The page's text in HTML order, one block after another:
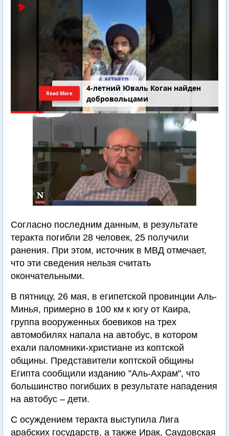
4-летний Юваль Коган найден
добровольцами
Read More
Согласно последним данным, в результате
теракта погибли 28 человек, 25 получили
ранения. При этом, источник в МВД отмечает,
что эти сведения нельзя считать
окончательными.
В пятницу, 26 мая, в египетской провинции Аль-
Минья, примерно в 100 км к югу от Каира,
группа вооруженных боевиков на трех
автомобилях напала на автобус, в котором
ехали паломники-христиане из коптской
общины. Представители коптской общины
Египта сообщили изданию "Аль-Ахрам", что
большинство погибших в результате нападения
на автобус – дети.
С осуждением теракта выступила Лига
арабских государств, а также Ирак, Саудовская